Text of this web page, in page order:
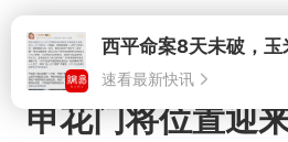
速看最新快讯
申花门将位置迎